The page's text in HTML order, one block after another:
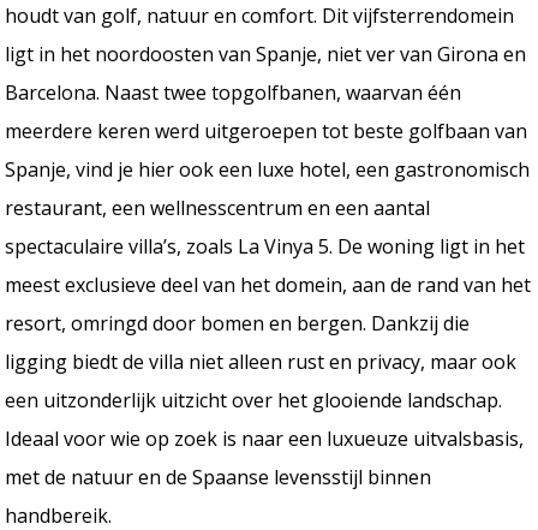
houdt van golf, natuur en comfort. Dit vijfsterrendomein
ligt in het noordoosten van Spanje, niet ver van Girona en
Barcelona. Naast twee topgolfbanen, waarvan één
meerdere keren werd uitgeroepen tot beste golfbaan van
Spanje, vind je hier ook een luxe hotel, een gastronomisch
restaurant, een wellnesscentrum en een aantal
spectaculaire villa’s, zoals La Vinya 5. De woning ligt in het
meest exclusieve deel van het domein, aan de rand van het
resort, omringd door bomen en bergen. Dankzij die
ligging biedt de villa niet alleen rust en privacy, maar ook
een uitzonderlijk uitzicht over het glooiende landschap.
Ideaal voor wie op zoek is naar een luxueuze uitvalsbasis,
met de natuur en de Spaanse levensstijl binnen
handbereik.